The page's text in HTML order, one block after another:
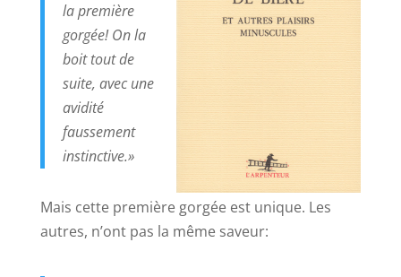
la première
gorgée! On la
boit tout de
suite, avec une
avidité
faussement
instinctive.»
Mais cette première gorgée est unique. Les
autres, n’ont pas la même saveur: